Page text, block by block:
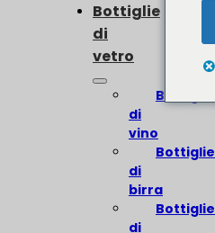
Bottiglie
di
vetro
Bottiglie
di
vino
Bottiglie
di
birra
Bottiglie
di